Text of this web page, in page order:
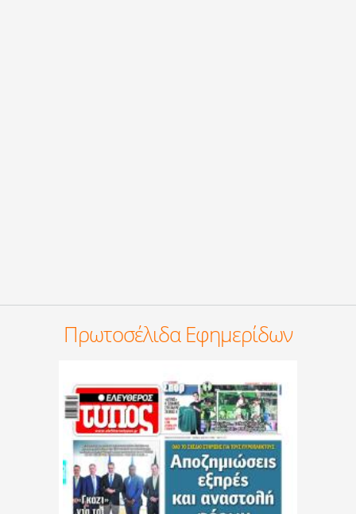
Πρωτοσέλιδα Εφημερίδων